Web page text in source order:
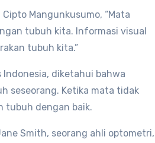
Mangunkusumo, “Mata
tubuh kita. Informasi visual
tubuh kita.”
diketahui bahwa
seseorang. Ketika mata tidak
tubuh dengan baik.
Smith, seorang ahli optometri,